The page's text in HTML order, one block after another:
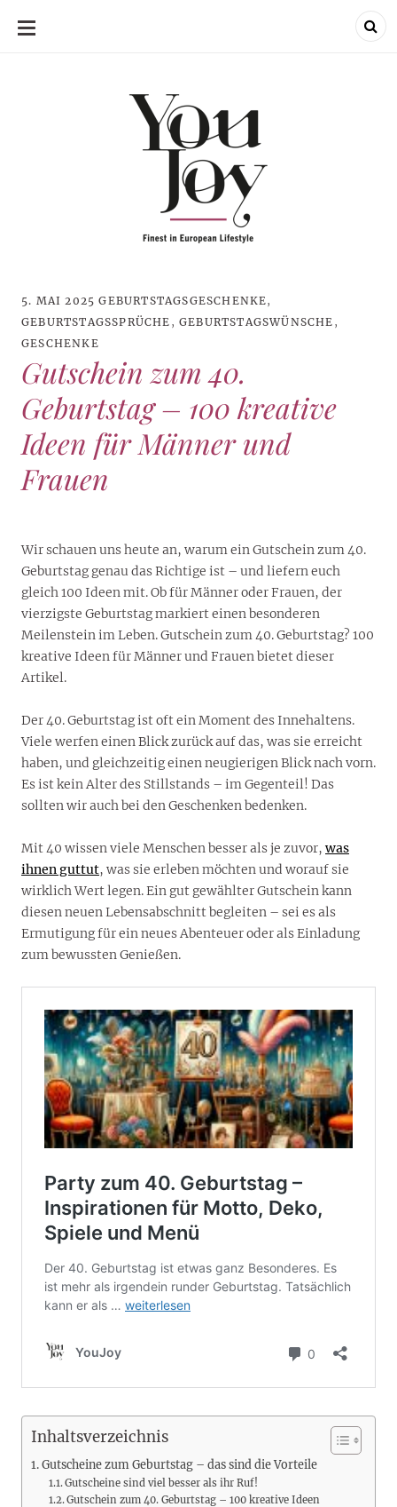
SKIP
5. MAI 2025 GEBURTSTAGSGESCHENKE,
GEBURTSTAGSSPRÜCHE ,GEBURTSTAGSWÜNSCHE ,
GESCHENKE
Gutschein zum 40.
Geburtstag – 100 kreative
Ideen für Männer und
Frauen
Wir schauen uns heute an, warum ein Gutschein zum 40.
Geburtstag genau das Richtige ist – und liefern euch
gleich 100 Ideen mit. Ob für Männer oder Frauen, der
vierzigste Geburtstag markiert einen besonderen
Meilenstein im Leben. Gutschein zum 40. Geburtstag? 100
kreative Ideen für Männer und Frauen bietet dieser
Artikel.
Der 40. Geburtstag ist oft ein Moment des Innehaltens.
Viele werfen einen Blick zurück auf das, was sie erreicht
haben, und gleichzeitig einen neugierigen Blick nach vorn.
Es ist kein Alter des Stillstands – im Gegenteil! Das
sollten wir auch bei den Geschenken bedenken.
Mit 40 wissen viele Menschen besser als je zuvor, was
ihnen guttut, was sie erleben möchten und worauf sie
wirklich Wert legen. Ein gut gewählter Gutschein kann
diesen neuen Lebensabschnitt begleiten – sei es als
Ermutigung für ein neues Abenteuer oder als Einladung
zum bewussten Genießen.
Inhaltsverzeichnis
Gutscheine zum Geburtstag – das sind die Vorteile
Gutscheine sind viel besser als ihr Ruf!
Gutschein zum 40. Geburtstag – 100 kreative Ideen